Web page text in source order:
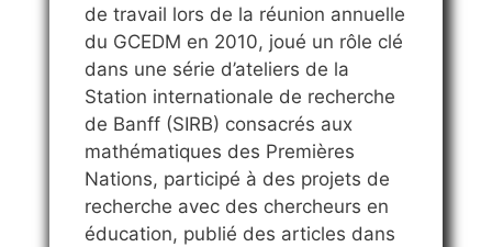
de travail lors de la réunion annuelle
du GCEDM en 2010, joué un rôle clé
dans une série d’ateliers de la
Station internationale de recherche
de Banff (SIRB) consacrés aux
mathématiques des Premières
Nations, participé à des projets de
recherche avec des chercheurs en
éducation, publié des articles dans